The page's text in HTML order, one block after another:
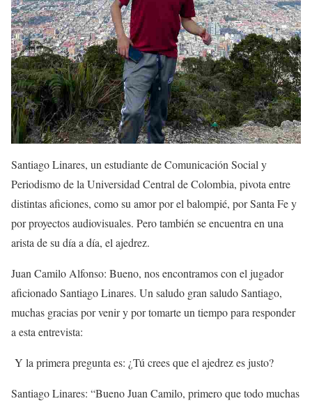
Santiago Linares, un estudiante de Comunicación Social y
Periodismo de la Universidad Central de Colombia, pivota entre
distintas aficiones, como su amor por el balompié, por Santa Fe y
por proyectos audiovisuales. Pero también se encuentra en una
arista de su día a día, el ajedrez.
Juan Camilo Alfonso: Bueno, nos encontramos con el jugador
aficionado Santiago Linares. Un saludo gran saludo Santiago,
muchas gracias por venir y por tomarte un tiempo para responder
a esta entrevista:
Y la primera pregunta es: ¿Tú crees que el ajedrez es justo?
Santiago Linares: “Bueno Juan Camilo, primero que todo muchas